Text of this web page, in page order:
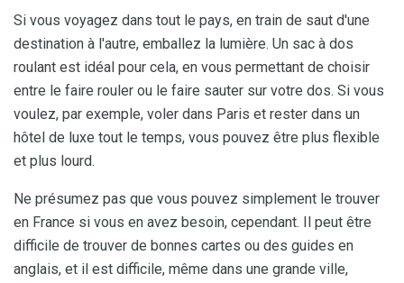
Si vous voyagez dans tout le pays, en train de saut d'une
destination à l'autre, emballez la lumière. Un sac à dos
roulant est idéal pour cela, en vous permettant de choisir
entre le faire rouler ou le faire sauter sur votre dos. Si vous
voulez, par exemple, voler dans Paris et rester dans un
hôtel de luxe tout le temps, vous pouvez être plus flexible
et plus lourd.
Ne présumez pas que vous pouvez simplement le trouver
en France si vous en avez besoin, cependant. Il peut être
difficile de trouver de bonnes cartes ou des guides en
anglais, et il est difficile, même dans une grande ville,